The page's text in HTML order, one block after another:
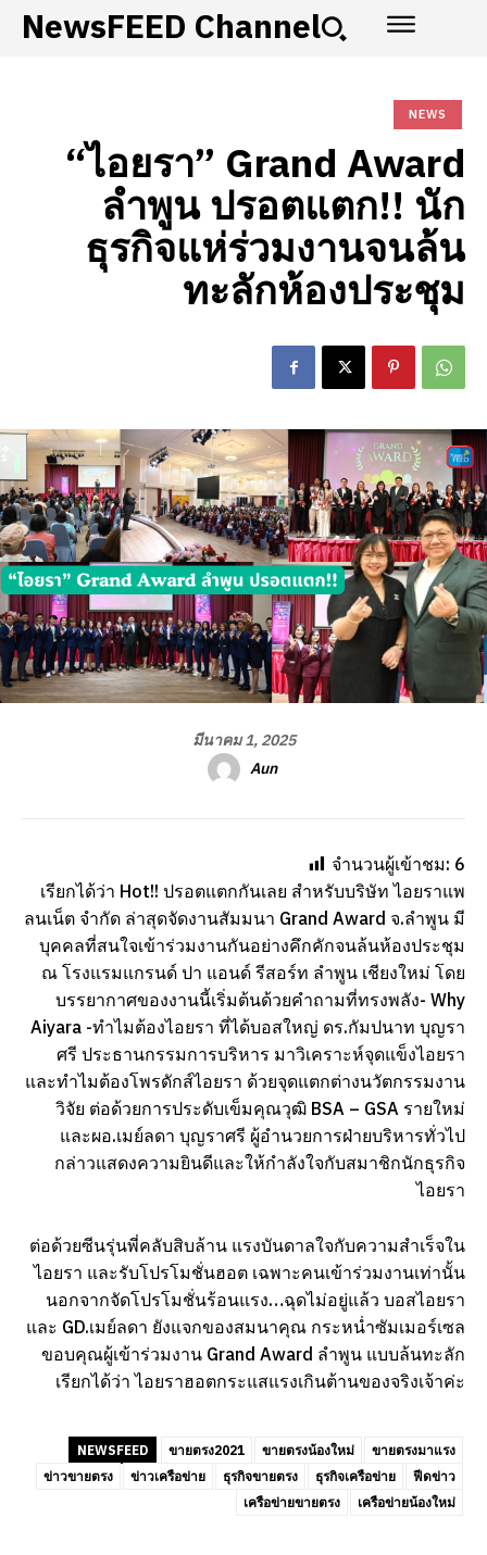
NewsFEED Channel
NEWS
“ไอยรา” Grand Award
ลำพูน ปรอตแตก!! นัก
ธุรกิจแห่ร่วมงานจนล้น
ทะลักห้องประชุม
มีนาคม 1, 2025
Aun
จำนวนผู้เข้าชม: 6
เรียกได้ว่า Hot!! ปรอตแตกกันเลย สำหรับบริษัท ไอยราแพ
ลนเน็ต จำกัด ล่าสุดจัดงานสัมมนา Grand Award จ.ลำพูน มี
บุคคลที่สนใจเข้าร่วมงานกันอย่างคึกคักจนล้นห้องประชุม
ณ โรงแรมแกรนด์ ปา แอนด์ รีสอร์ท ลำพูน เชียงใหม่ โดย
บรรยากาศของงานนี้เริ่มต้นด้วยคำถามที่ทรงพลัง- Why
Aiyara -ทำไมต้องไอยรา ที่ได้บอสใหญ่ ดร.กัมปนาท บุญรา
ศรี ประธานกรรมการบริหาร มาวิเคราะห์จุดแข็งไอยรา
และทำไมต้องโพรดักส์ไอยรา ด้วยจุดแตกต่างนวัตกรรมงาน
วิจัย ต่อด้วยการประดับเข็มคุณวุฒิ BSA – GSA รายใหม่
และผอ.เมย์ลดา บุญราศรี ผู้อำนวยการฝ่ายบริหารทั่วไป
กล่าวแสดงความยินดีและให้กำลังใจกับสมาชิกนักธุรกิจ
ไอยรา
ต่อด้วยซีนรุ่นพี่คลับสิบล้าน แรงบันดาลใจกับความสำเร็จใน
ไอยรา และรับโปรโมชั่นฮอต เฉพาะคนเข้าร่วมงานเท่านั้น
นอกจากจัดโปรโมชั่นร้อนแรง…ฉุดไม่อยู่แล้ว บอสไอยรา
และ GD.เมย์ลดา ยังแจกของสมนาคุณ กระหน่ำซัมเมอร์เซล
ขอบคุณผู้เข้าร่วมงาน Grand Award ลำพูน แบบล้นทะลัก
เรียกได้ว่า ไอยราฮอตกระแสแรงเกินต้านของจริงเจ้าค่ะ
NEWSFEED ขายตรง2021 ขายตรงน้องใหม่
ขายตรงมาแรง
ข่าวขายตรง
ข่าวเครือข่าย ธุรกิจขายตรง ธุรกิจเครือข่าย
ฟีดข่าว
เครือข่ายขายตรง
เครือข่ายน้องใหม่